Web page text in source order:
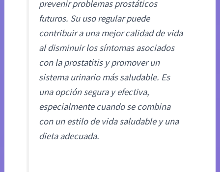
prevenir problemas prostáticos
futuros. Su uso regular puede
contribuir a una mejor calidad de vida
al disminuir los síntomas asociados
con la prostatitis y promover un
sistema urinario más saludable. Es
una opción segura y efectiva,
especialmente cuando se combina
con un estilo de vida saludable y una
dieta adecuada.